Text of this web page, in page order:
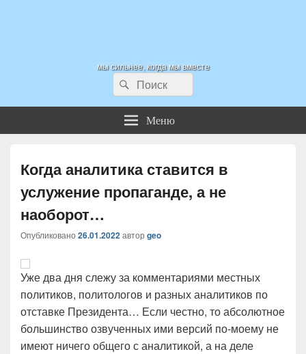
мы сильнее, когда мы вместе
Найти:Поиск
Меню
Когда аналитика ставится в
услужение пропаганде, а не
наоборот…
Опубликовано 26.01.2022автор geo
Уже два дня слежу за комментариями местных
политиков, политологов и разных аналитиков по
отставке Президента… Если честно, то абсолютное
большинство озвученных ими версий по-моему не
имеют ничего общего с аналитикой, а на деле